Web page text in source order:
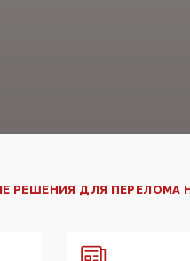
РЕШЕНИЯ ДЛЯ ПЕРЕЛОМА